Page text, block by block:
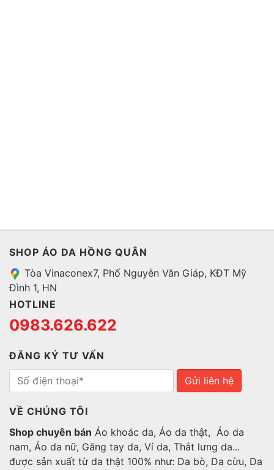
SHOP ÁO DA HỒNG QUÂN
Tòa Vinaconex7, Phố Nguyễn Văn Giáp, KĐT Mỹ
Đình 1, HN
HOTLINE
0983.626.622
ĐĂNG KÝ TƯ VẤN
Gửi liên hệ
VỀ CHÚNG TÔI
Shop chuyên bán Áo khoác da, Áo da thật, Áo da
nam, Áo da nữ, Găng tay da, Ví da, Thắt lưng da...
được sản xuất từ da thật 100% như: Da bò, Da cừu, Da